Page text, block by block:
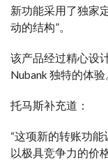
新功能采用了独家
动的结构”。
该产品经过精心设
Nubank 独特的体验
托马斯补充道：
“这项新的转账功
以极具竞争力的价